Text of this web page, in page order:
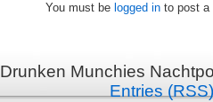
You must be logged in to post a
Drunken Munchies
Entries (RSS)